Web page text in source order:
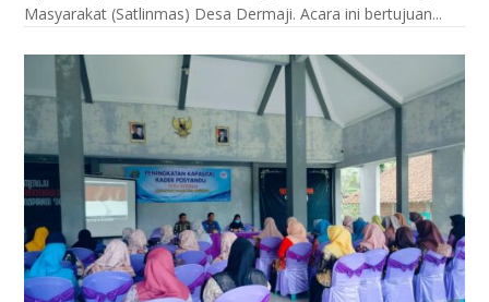
Masyarakat (Satlinmas) Desa Dermaji. Acara ini bertujuan...